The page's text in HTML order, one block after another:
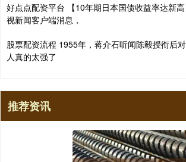
好点点配资平台 【10年期日本国债收益率达新
视新闻客户端消息，
股票配资流程 1955年，蒋介石听闻陈毅授衔后
人真的太强了
推荐资讯